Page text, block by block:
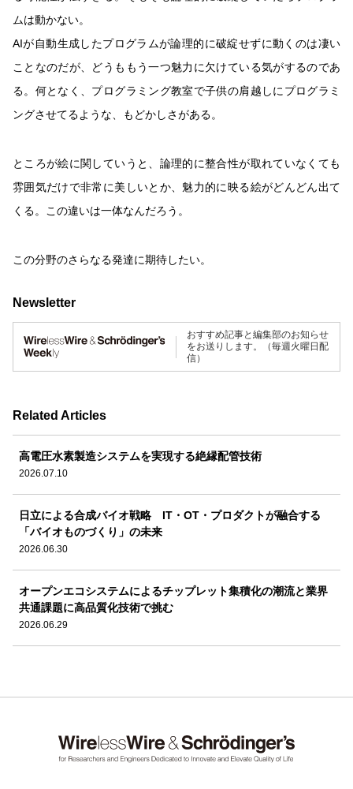
ムは動かない。
AIが自動生成したプログラムが論理的に破綻せずに動くのは凄い
ことなのだが、どうももう一つ魅力に欠けている気がするのであ
る。何となく、プログラミング教室で子供の肩越しにプログラミ
ングさせてるような、もどかしさがある。
ところが絵に関していうと、論理的に整合性が取れていなくても
雰囲気だけで非常に美しいとか、魅力的に映る絵がどんどん出て
くる。この違いは一体なんだろう。
この分野のさらなる発達に期待したい。
Newsletter
おすすめ記事と編集部のお知らせ
をお送りします。（毎週火曜日配
信）
Related Articles
高電圧水素製造システムを実現する絶縁配管技術
2026.07.10
日立による合成バイオ戦略 IT・OT・プロダクトが融合する
「バイオものづくり」の未来
2026.06.30
オープンエコシステムによるチップレット集積化の潮流と業界
共通課題に高品質化技術で挑む
2026.06.29